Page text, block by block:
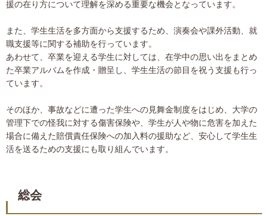
援の在り方について理解を深める重要な機会となっています。
また、学生生活を多方面から支援するため、演奏会や課外活動、就
職支援等に関する補助を行っています。
あわせて、卒業を迎える学生に対しては、在学中の思い出をまとめ
た卒業アルバムを作成・贈呈し、学生生活の節目を祝う支援も行っ
ています。
そのほか、事故などに遭った学生への見舞金制度をはじめ、大学の
管理下での怪我に対する傷害保険や、学生が人や物に危害を加えた
場合に備えた賠償責任保険への加入料の援助など、安心して学生生
活を送るための支援にも取り組んでいます。
総会